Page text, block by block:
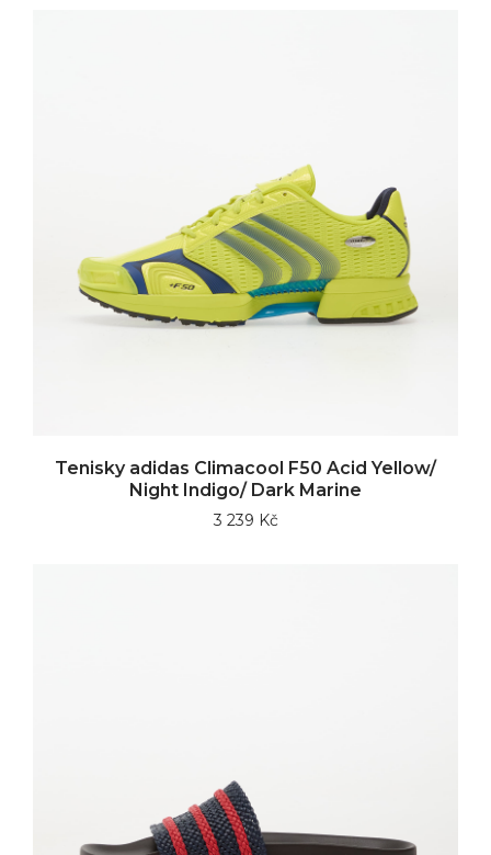
Tenisky adidas Climacool F50 Acid Yellow/
Night Indigo/ Dark Marine
3 239 Kč